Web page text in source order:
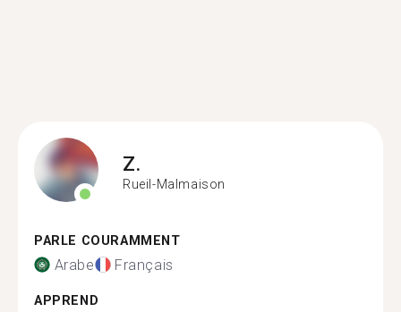
Z.
Rueil-Malmaison
PARLE COURAMMENT
Arabe Français
APPREND